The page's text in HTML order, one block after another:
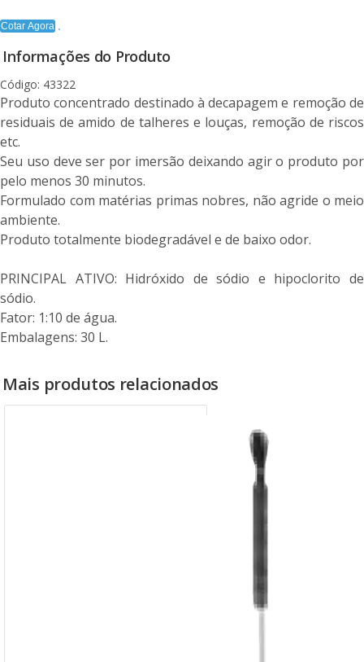
Cotar Agora
Informações do Produto
Código: 43322
Produto concentrado destinado à decapagem e remoção de
residuais de amido de talheres e louças, remoção de riscos
etc.
Seu uso deve ser por imersão deixando agir o produto por
pelo menos 30 minutos.
Formulado com matérias primas nobres, não agride o meio
ambiente.
Produto totalmente biodegradável e de baixo odor.
PRINCIPAL ATIVO: Hidróxido de sódio e hipoclorito de
sódio.
Fator: 1:10 de água.
Embalagens: 30 L.
Mais produtos relacionados